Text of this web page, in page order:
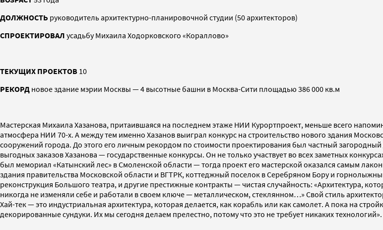
ДОЛЖНОСТЬ руководитель архитектурно-планировочной студии (50 архитекторов)
СПРОЕКТИРОВАЛ усадьбу Михаила Ходорковского «Кораллово»
ТЕКУЩИХ ПРОЕКТОВ 10
РЕКОРД новое здание мэрии Москвы — 4 высотные башни в Москва-Сити площадью 386 000 кв.м
Мастерская Михаила Хазанова, притаившаяся на последнем этаже НИИ Курортпроект, меньше всего
атмосфера НИИ 70-х. А между тем именно Хазанов выиграл конкурс на строительство нового здания
сооружений города. До этого его личным рекордом по стоимости проектирования был частный
выгодных заказов Хазанова — государственные конкурсы. Он не только участвует во всех заметных
был мемориал «Катынский лес» в Смоленской области — тогда проект его мастерской оказался самым
здания правительства Московской области и ВГТРК, коттеджный поселок в Серебряном Бору и
реконструкция Большого театра, и другие престижные контракты — чистая случайность: «Архитектура,
никогда не изменяли себе и работали в своем ключе — металлическом, стеклянном…» Свой стиль
Хай-тек — это индустриальная архитектура, которая делается, как корабль или как самолет. А пока на
декорированные сундуки. Их мы сегодня делаем прелестно, потому что это не требует никаких технологий».